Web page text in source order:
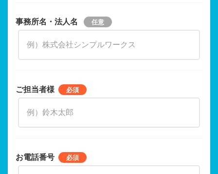
事務所名・法人名
ご担当者様
お電話番号